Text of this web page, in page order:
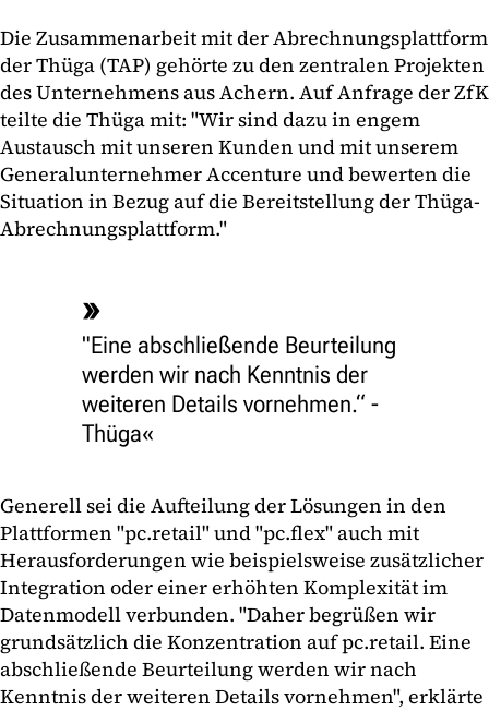
Die Zusammenarbeit mit der Abrechnungsplattform
der Thüga (TAP) gehörte zu den zentralen Projekten
des Unternehmens aus Achern. Auf Anfrage der ZfK
teilte die Thüga mit: "Wir sind dazu in engem
Austausch mit unseren Kunden und mit unserem
Generalunternehmer Accenture und bewerten die
Situation in Bezug auf die Bereitstellung der Thüga-
Abrechnungsplattform."
"Eine abschließende Beurteilung
werden wir nach Kenntnis der
weiteren Details vornehmen.“ -
Thüga
Generell sei die Aufteilung der Lösungen in den
Plattformen "pc.retail" und "pc.flex" auch mit
Herausforderungen wie beispielsweise zusätzlicher
Integration oder einer erhöhten Komplexität im
Datenmodell verbunden. "Daher begrüßen wir
grundsätzlich die Konzentration auf pc.retail. Eine
abschließende Beurteilung werden wir nach
Kenntnis der weiteren Details vornehmen", erklärte